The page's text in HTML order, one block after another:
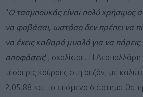
“Ο τσαμπουκάς είναι πολύ χρήσιμος
να φοβάσαι, ωστόσο δεν πρέπει να
να έχεις καθαρό μυαλό για να πάρεις
αποφάσεις“, σχολίασε. Η Δεσπολλάρη
τέσσερις κούρσες στη σεζόν, με
2.05.88 και το επόμενο διάστημα θα